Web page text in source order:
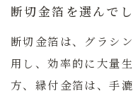
断切金箔を選んで
断切金箔は、グラシ
用し、効率的に大量
方、縁付金箔は、手